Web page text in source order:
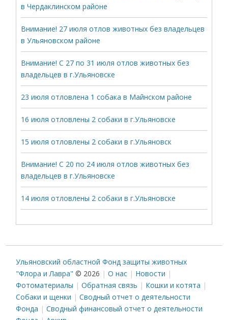
в Чердаклинском районе
Внимание! 27 июля отлов животных без владельцев
в Ульяновском районе
Внимание! С 27 по 31 июля отлов животных без
владельцев в г.Ульяновске
23 июля отловлена 1 собака в Майнском районе
16 июля отловлены 2 собаки в г.Ульяновске
15 июля отловлены 2 собаки в г.Ульяновск
Внимание! С 20 по 24 июля отлов животных без
владельцев в г.Ульяновске
14 июля отловлены 2 собаки в г.Ульяновске
Ульяновский областной Фонд защиты животных
"Флора и Лавра" © 2026 О нас
Новости
Фотоматериалы
Обратная связь
Кошки и котята
Собаки и щенки
Сводный отчет о деятельности
Фонда
Сводный финансовый отчет о деятельности